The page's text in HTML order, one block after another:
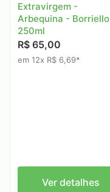
Extravirgem -
Arbequina - Borriello
250ml
R$ 65,00
em 12x R$ 6,69*
Ver detalhes